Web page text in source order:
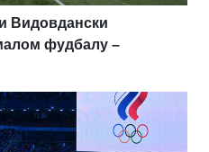
Видовдански
фудбалу –